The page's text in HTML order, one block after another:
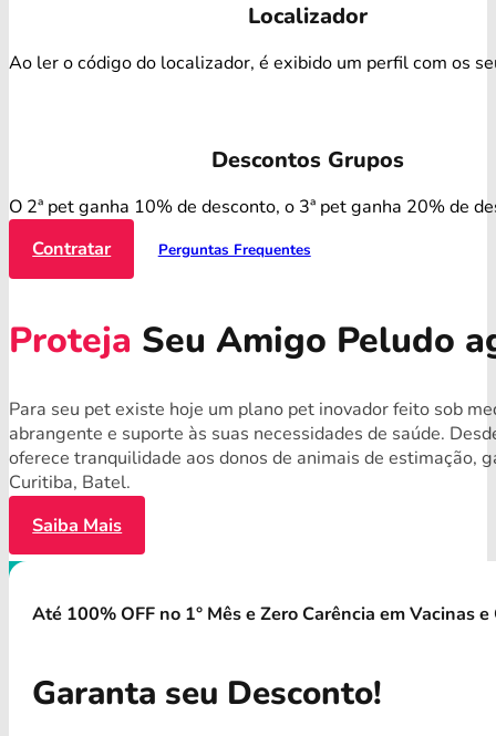
Localizador
Ao ler o código do localizador, é exibido um perfil com os
Descontos Grupos
O 2ª pet ganha 10% de desconto, o 3ª pet ganha 20% de
Contratar
Perguntas Frequentes
Proteja Seu Amigo Peludo
Para seu pet existe hoje um plano pet inovador feito sob
abrangente e suporte às suas necessidades de saúde.
oferece tranquilidade aos donos de animais de estimação,
Curitiba, Batel.
Saiba Mais
Até 100% OFF no 1° Mês e Zero Carência em Vacinas
Garanta seu Desconto!